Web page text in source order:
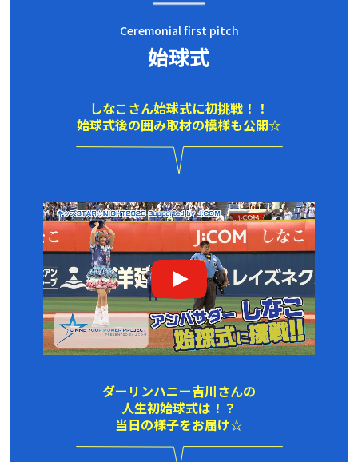
Ceremonial first pitch
始球式
しなこさん始球式に初挑戦！！
始球式後の囲み取材の模様も公開☆
ダーリンハニー吉川さんの
人生初始球式は！？
当日の様子をお届け☆